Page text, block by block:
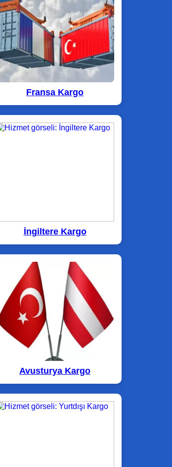
Fransa Kargo
İngiltere Kargo
Avusturya Kargo